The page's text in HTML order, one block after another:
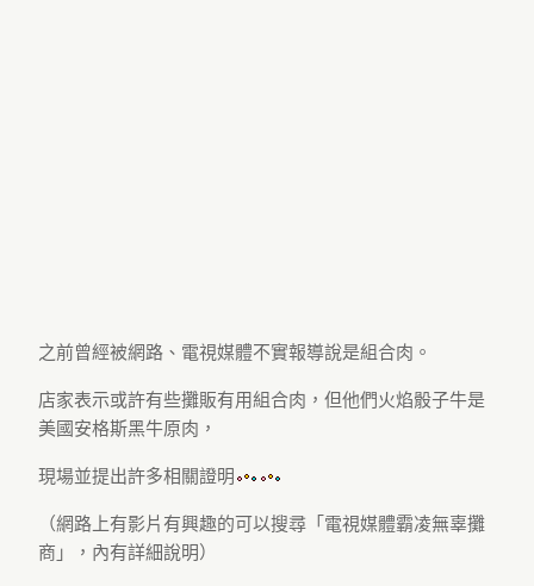
之前曾經被網路、電視媒體不實報導說是組合肉。
店家表示或許有些攤販有用組合肉，但他們火焰骰子牛是
美國安格斯黑牛原肉，
現場並提出許多相關證明
（網路上有影片有興趣的可以搜尋「電視媒體霸凌無辜攤
商」，內有詳細說明）